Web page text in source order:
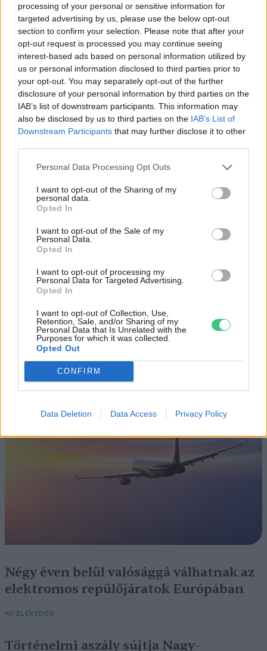
processing of your personal or sensitive information for
targeted advertising by us, please use the below opt-out
section to confirm your selection. Please note that after your
opt-out request is processed you may continue seeing
interest-based ads based on personal information utilized by
us or personal information disclosed to third parties prior to
your opt-out. You may separately opt-out of the further
disclosure of your personal information by third parties on the
IAB’s list of downstream participants. This information may
also be disclosed by us to third parties on the IAB’s List of
Downstream Participants that may further disclose it to other
Personal Data Processing Opt Outs
I want to opt-out of the Sharing of my
personal data.
Opted In
I want to opt-out of the Sale of my
Personal Data.
Opted In
I want to opt-out of processing my
Personal Data for Targeted Advertising.
Opted In
I want to opt-out of Collection, Use,
Retention, Sale, and/or Sharing of my
Personal Data that Is Unrelated with the
Purposes for which it was collected.
Opted Out
CONFIRM
Data Deletion Data Access Privacy Policy
is. A jó idő beköszöntével érdemes minél többet felkeresni.
Születésnapi programokkal várja a
hétvégén a közönséget a 160 éves
ÉLŐ BOLYGÓNK
a legjobb lelőhelyek!
Négy éven belül valósággá válhatnak az
elektromos repülőjáratok Európában
KÖZLEKEDÉS
Történelmi aszály sújtja Nagy-